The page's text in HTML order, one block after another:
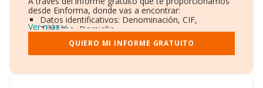
desde Einforma, donde vas a encontrar:
Datos identificativos: Denominación, CIF,
Teléfono, Domicilio.
Informe Mercantil Completo (BORME).
Gráficos de Evolución Ventas y Empleados.
Consejo de Administración y Administradores.
Accionistas.
Ver más
QUIERO MI INFORME GRATUITO